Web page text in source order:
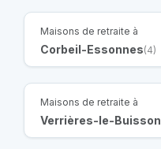
Maisons de retraite à
Corbeil-Essonnes(4)
Maisons de retraite à
Verrières-le-Buisson